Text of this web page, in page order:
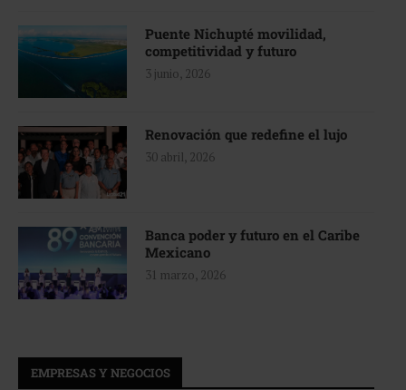
Puente Nichupté movilidad,
competitividad y futuro
3 junio, 2026
Renovación que redefine el lujo
30 abril, 2026
Banca poder y futuro en el Caribe
Mexicano
31 marzo, 2026
EMPRESAS Y NEGOCIOS